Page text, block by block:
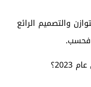
والتصميم الرائع
فحسب.